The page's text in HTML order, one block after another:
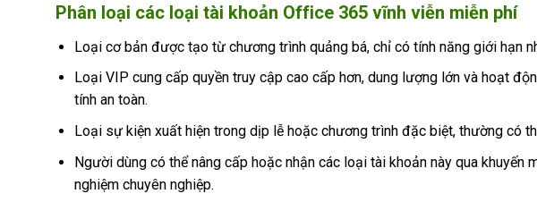
Phân loại các loại tài khoản Office 365 vĩnh viễn miễn phí
Loại cơ bản được tạo từ chương trình quảng bá, chỉ có tính năng giới hạn
Loại VIP cung cấp quyền truy cập cao cấp hơn, dung lượng lớn và hoạt
tính an toàn.
Loại sự kiện xuất hiện trong dịp lễ hoặc chương trình đặc biệt, thường có
Người dùng có thể nâng cấp hoặc nhận các loại tài khoản này qua
nghiệm chuyên nghiệp.